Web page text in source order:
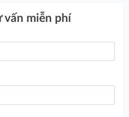
vấn miễn phí